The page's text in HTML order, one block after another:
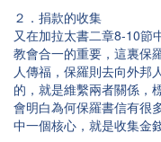
２．捐款的收集
又在加拉太書二章8-10節
教會合一的重要，這裏保
人傳福，保羅則去向外邦
的，就是維繫兩者關係，
會明白為何保羅書信有很
中一個核心，就是收集金